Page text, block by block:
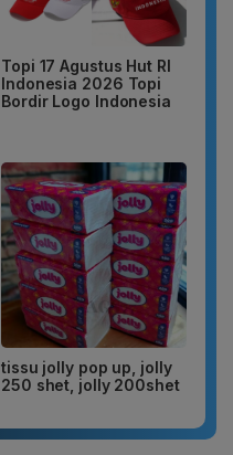
Topi 17 Agustus Hut RI
Indonesia 2026 Topi
Bordir Logo Indonesia
tissu jolly pop up, jolly
250 shet, jolly 200shet